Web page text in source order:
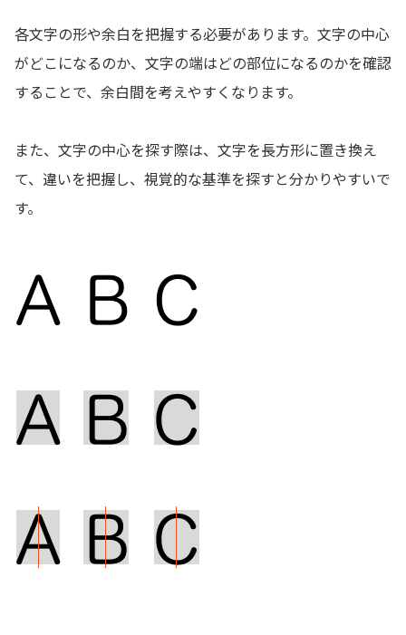
各文字の形や余白を把握する必要があります。文字の中心
がどこになるのか、文字の端はどの部位になるのかを確認
することで、余白間を考えやすくなります。
また、文字の中心を探す際は、文字を長方形に置き換え
て、違いを把握し、視覚的な基準を探すと分かりやすいで
す。